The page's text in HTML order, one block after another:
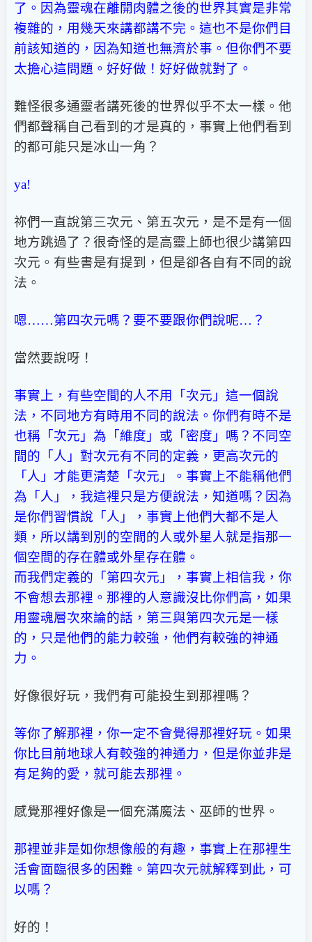
了。因為靈魂在離開肉體之後的世界其實是非常
複雜的，用幾天來講都講不完。這也不是你們目
前該知道的，因為知道也無濟於事。但你們不要
太擔心這問題。好好做！好好做就對了。
難怪很多通靈者講死後的世界似乎不太一樣。他
們都聲稱自己看到的才是真的，事實上他們看到
的都可能只是冰山一角？
ya!
祢們一直說第三次元、第五次元，是不是有一個
地方跳過了？很奇怪的是高靈上師也很少講第四
次元。有些書是有提到，但是卻各自有不同的說
法。
嗯……第四次元嗎？要不要跟你們說呢…？
當然要說呀！
事實上，有些空間的人不用「次元」這一個說
法，不同地方有時用不同的說法。你們有時不是
也稱「次元」為「維度」或「密度」嗎？不同空
間的「人」對次元有不同的定義，更高次元的
「人」才能更清楚「次元」。事實上不能稱他們
為「人」，我這裡只是方便說法，知道嗎？因為
是你們習慣說「人」，事實上他們大都不是人
類，所以講到別的空間的人或外星人就是指那一
個空間的存在體或外星存在體。
而我們定義的「第四次元」，事實上相信我，你
不會想去那裡。那裡的人意識沒比你們高，如果
用靈魂層次來論的話，第三與第四次元是一樣
的，只是他們的能力較強，他們有較強的神通
力。
好像很好玩，我們有可能投生到那裡嗎？
等你了解那裡，你一定不會覺得那裡好玩。如果
你比目前地球人有較強的神通力，但是你並非是
有足夠的愛，就可能去那裡。
感覺那裡好像是一個充滿魔法、巫師的世界。
那裡並非是如你想像般的有趣，事實上在那裡生
活會面臨很多的困難。第四次元就解釋到此，可
以嗎？
好的！